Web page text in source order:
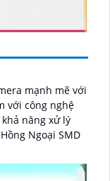
mạnh mẽ với
với công nghệ
Ngoại SMD